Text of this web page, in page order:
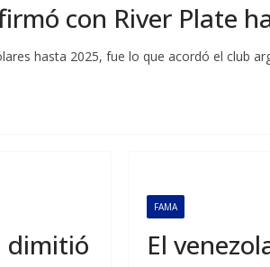
con River Plate
hasta 2025, fue lo que acordó el club
dimitió
FAMA
El